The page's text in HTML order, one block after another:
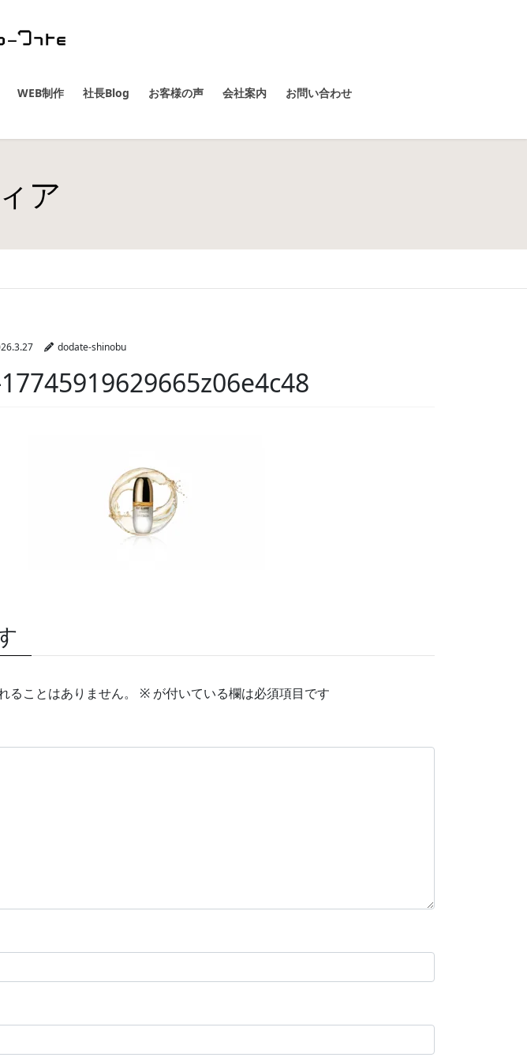
WEB制作 社長Blog お客様の声 会社案内 お問い合わせ
ア
dodate-shinobu
ることはありません。 ※ が付いている欄は必須項目です